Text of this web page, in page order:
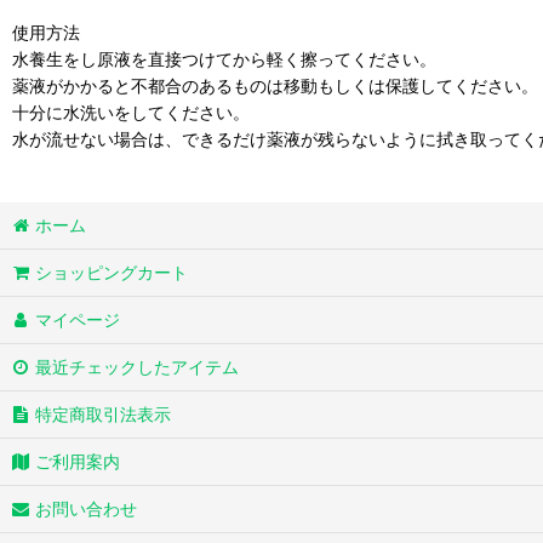
使用方法
水養生をし原液を直接つけてから軽く擦ってください。
薬液がかかると不都合のあるものは移動もしくは保護してください。
十分に水洗いをしてください。
水が流せない場合は、できるだけ薬液が残らないように拭き取ってく
ホーム
ショッピングカート
マイページ
最近チェックしたアイテム
特定商取引法表示
ご利用案内
お問い合わせ